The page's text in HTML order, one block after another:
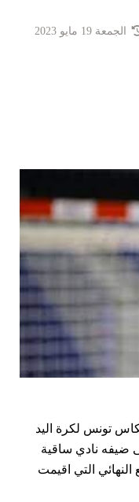
الجمعة 19 مايو 2023
تونس لكرة اليد
2023 بفوزه على ضيفه نادي ساقية
ربع النهائي التي اقيمت